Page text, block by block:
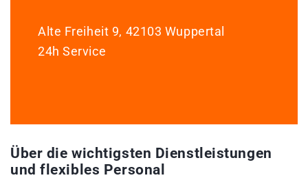
Alte Freiheit 9, 42103 Wuppertal
24h Service
Über die wichtigsten Dienstleistungen
und flexibles Personal